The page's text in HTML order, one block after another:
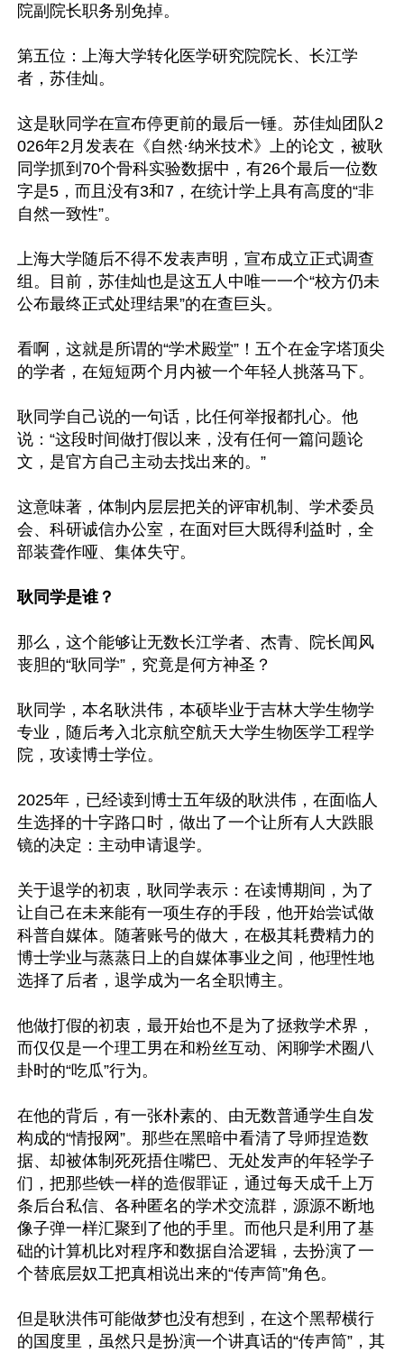
院副院长职务别免掉。
第五位：上海大学转化医学研究院院长、长江学
者，苏佳灿。
这是耿同学在宣布停更前的最后一锤。苏佳灿团队2
026年2月发表在《自然·纳米技术》上的论文，被耿
同学抓到70个骨科实验数据中，有26个最后一位数
字是5，而且没有3和7，在统计学上具有高度的“非
自然一致性”。
上海大学随后不得不发表声明，宣布成立正式调查
组。目前，苏佳灿也是这五人中唯一一个“校方仍未
公布最终正式处理结果”的在查巨头。
看啊，这就是所谓的“学术殿堂”！五个在金字塔顶尖
的学者，在短短两个月内被一个年轻人挑落马下。
耿同学自己说的一句话，比任何举报都扎心。他
说：“这段时间做打假以来，没有任何一篇问题论
文，是官方自己主动去找出来的。”
这意味著，体制内层层把关的评审机制、学术委员
会、科研诚信办公室，在面对巨大既得利益时，全
部装聋作哑、集体失守。
耿同学是谁？
那么，这个能够让无数长江学者、杰青、院长闻风
丧胆的“耿同学”，究竟是何方神圣？
耿同学，本名耿洪伟，本硕毕业于吉林大学生物学
专业，随后考入北京航空航天大学生物医学工程学
院，攻读博士学位。
2025年，已经读到博士五年级的耿洪伟，在面临人
生选择的十字路口时，做出了一个让所有人大跌眼
镜的决定：主动申请退学。
关于退学的初衷，耿同学表示：在读博期间，为了
让自己在未来能有一项生存的手段，他开始尝试做
科普自媒体。随著账号的做大，在极其耗费精力的
博士学业与蒸蒸日上的自媒体事业之间，他理性地
选择了后者，退学成为一名全职博主。
他做打假的初衷，最开始也不是为了拯救学术界，
而仅仅是一个理工男在和粉丝互动、闲聊学术圈八
卦时的“吃瓜”行为。
在他的背后，有一张朴素的、由无数普通学生自发
构成的“情报网”。那些在黑暗中看清了导师捏造数
据、却被体制死死捂住嘴巴、无处发声的年轻学子
们，把那些铁一样的造假罪证，通过每天成千上万
条后台私信、各种匿名的学术交流群，源源不断地
像子弹一样汇聚到了他的手里。而他只是利用了基
础的计算机比对程序和数据自洽逻辑，去扮演了一
个替底层奴工把真相说出来的“传声筒”角色。
但是耿洪伟可能做梦也没有想到，在这个黑帮横行
的国度里，虽然只是扮演一个讲真话的“传声筒”，其